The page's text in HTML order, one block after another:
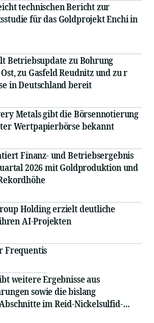
technischen Bericht zur
für das Goldprojekt Enchi in
Betriebsupdate zu Bohrung
zu Gasfeld Reudnitz und zu r
in Deutschland bereit
Metals gibt die Börsennotierung
Wertpapierbörse bekannt
Finanz- und Betriebsergebnis
2026 mit Goldproduktion und
Holding erzielt deutliche
AI-Projekten
Frequentis
weitere Ergebnisse aus
sowie die bislang
im Reid-Nickelsulfid-